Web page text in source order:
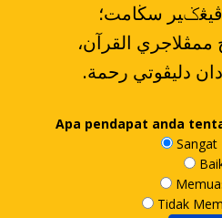
سڬامت؛
ممڤلاجري القرآن
دليڤوتي رحمة
Apa pendapat anda
Sangat
Tidak